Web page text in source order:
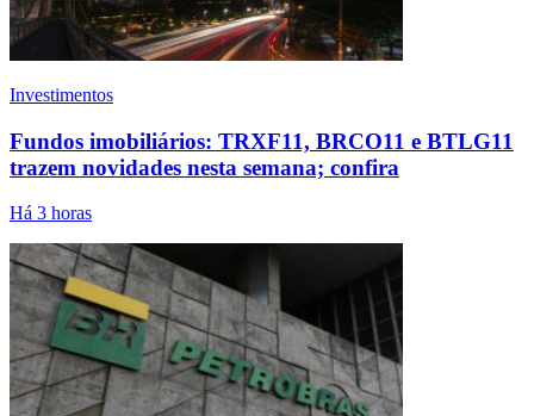
Investimentos
Fundos imobiliários: TRXF11, BRCO11 e BTLG11
trazem novidades nesta semana; confira
Há 3 horas